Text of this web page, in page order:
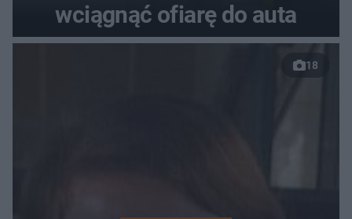
wciągnąć ofiarę do auta
18